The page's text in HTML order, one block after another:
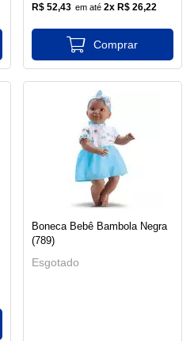
R$ 52,43 2x R$ 26,22
Boneca Bebê Bambola Negra
(789)
Esgotado